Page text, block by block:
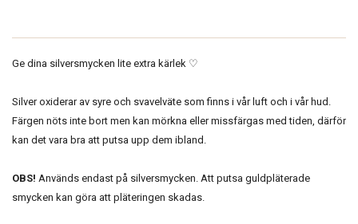
Ge dina silversmycken lite extra kärlek ♡
Silver oxiderar av syre och svavelväte som finns i vår luft och i vår hud.
Färgen nöts inte bort men kan mörkna eller missfärgas med tiden, därför
kan det vara bra att putsa upp dem ibland.
OBS! Används endast på silversmycken. Att putsa guldpläterade
smycken kan göra att pläteringen skadas.